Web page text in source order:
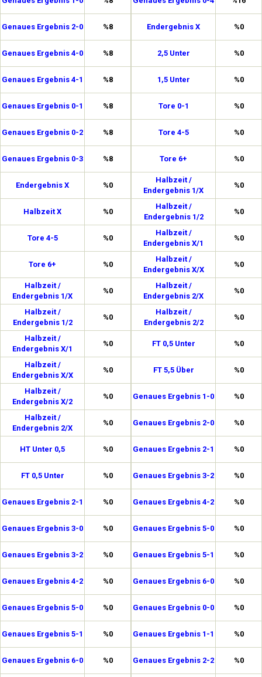
Genaues Ergebnis 2-0 %8
Genaues Ergebnis 4-0 %8
Genaues Ergebnis 4-1 %8
Genaues Ergebnis 0-1 %8
Genaues Ergebnis 0-2 %8
Genaues Ergebnis 0-3 %8
Endergebnis X %0
Halbzeit X %0
Tore 4-5 %0
Tore 6+ %0
Halbzeit /
Endergebnis 1/X
%0
Halbzeit /
Endergebnis 1/2
%0
Halbzeit /
Endergebnis X/1
%0
Halbzeit /
Endergebnis X/X
%0
Halbzeit /
Endergebnis X/2
%0
Halbzeit /
Endergebnis 2/X
%0
HT Unter 0,5 %0
FT 0,5 Unter %0
Genaues Ergebnis 2-1 %0
Genaues Ergebnis 3-0 %0
Genaues Ergebnis 3-2 %0
Genaues Ergebnis 4-2 %0
Genaues Ergebnis 5-0 %0
Genaues Ergebnis 5-1 %0
Genaues Ergebnis 6-0 %0
Endergebnis X %0
2,5 Unter %0
1,5 Unter %0
Tore 0-1 %0
Tore 4-5 %0
Tore 6+ %0
Halbzeit /
Endergebnis 1/X
%0
Halbzeit /
Endergebnis 1/2
%0
Halbzeit /
Endergebnis X/1
%0
Halbzeit /
Endergebnis X/X
%0
Halbzeit /
Endergebnis 2/X
%0
Halbzeit /
Endergebnis 2/2
%0
FT 0,5 Unter %0
FT 5,5 Über %0
Genaues Ergebnis 1-0 %0
Genaues Ergebnis 2-0 %0
Genaues Ergebnis 2-1 %0
Genaues Ergebnis 3-2 %0
Genaues Ergebnis 4-2 %0
Genaues Ergebnis 5-0 %0
Genaues Ergebnis 5-1 %0
Genaues Ergebnis 6-0 %0
Genaues Ergebnis 0-0 %0
Genaues Ergebnis 1-1 %0
Genaues Ergebnis 2-2 %0